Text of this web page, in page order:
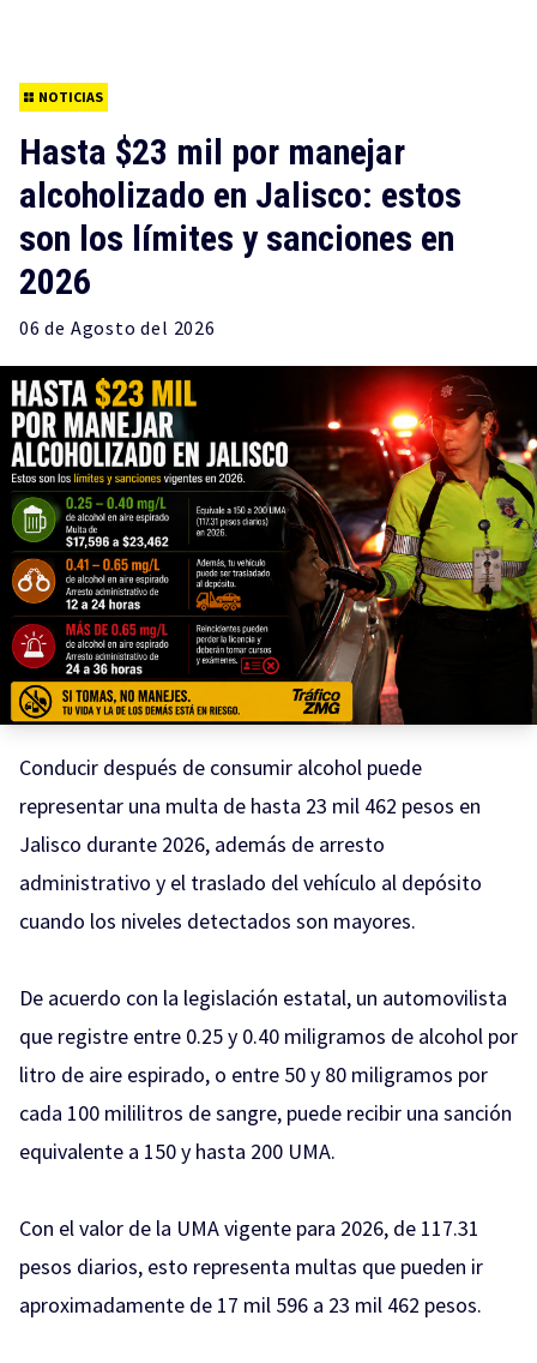
NOTICIAS
Hasta $23 mil por manejar
alcoholizado en Jalisco: estos
son los límites y sanciones en
2026
06 de Agosto del 2026
Conducir después de consumir alcohol puede
representar una multa de hasta 23 mil 462 pesos en
Jalisco durante 2026, además de arresto
administrativo y el traslado del vehículo al depósito
cuando los niveles detectados son mayores.
De acuerdo con la legislación estatal, un automovilista
que registre entre 0.25 y 0.40 miligramos de alcohol por
litro de aire espirado, o entre 50 y 80 miligramos por
cada 100 mililitros de sangre, puede recibir una sanción
equivalente a 150 y hasta 200 UMA.
Con el valor de la UMA vigente para 2026, de 117.31
pesos diarios, esto representa multas que pueden ir
aproximadamente de 17 mil 596 a 23 mil 462 pesos.